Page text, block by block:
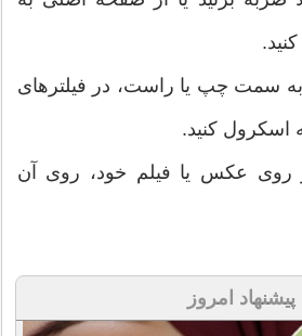
سمت چپ یا راست، در فیلترهای
اسکرول کنید.
روی عکس یا فیلم خود، روی آن
پیشنهاد امروز